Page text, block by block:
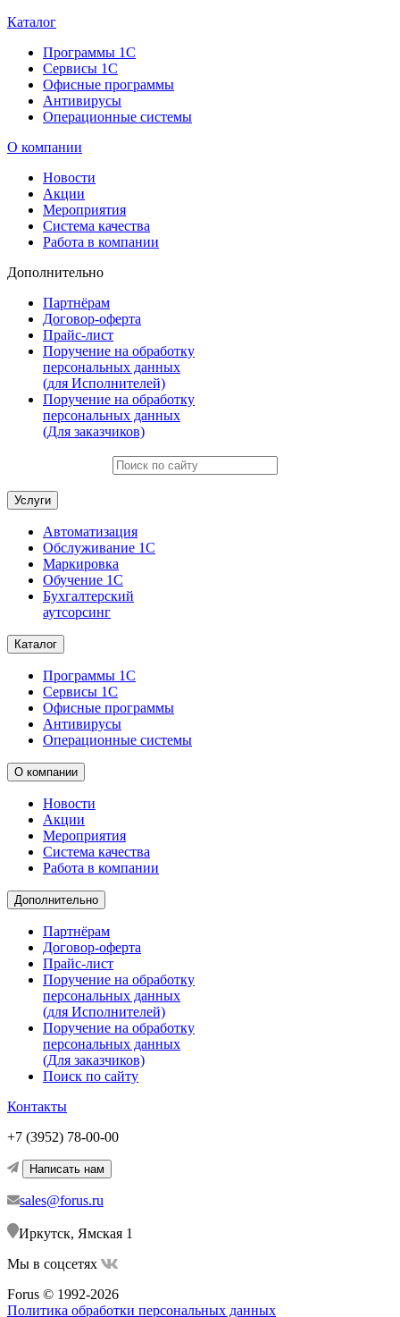
Каталог
Программы 1С
Сервисы 1С
Офисные программы
Антивирусы
Операционные системы
О компании
Новости
Акции
Мероприятия
Система качества
Работа в компании
Дополнительно
Партнёрам
Договор-оферта
Прайс-лист
Поручение на обработку
персональных данных
(для Исполнителей)
Поручение на обработку
персональных данных
(Для заказчиков)
Услуги
Автоматизация
Обслуживание 1С
Маркировка
Обучение 1С
Бухгалтерский
аутсорсинг
Каталог
Программы 1С
Сервисы 1С
Офисные программы
Антивирусы
Операционные системы
О компании
Новости
Акции
Мероприятия
Система качества
Работа в компании
Дополнительно
Партнёрам
Договор-оферта
Прайс-лист
Поручение на обработку
персональных данных
(для Исполнителей)
Поручение на обработку
персональных данных
(Для заказчиков)
Поиск по сайту
Контакты
+7 (3952) 78-00-00
Написать нам
sales@forus.ru
Иркутск, Ямская 1
Мы в соцсетях
Forus © 1992-2026
Политика обработки персональных данных